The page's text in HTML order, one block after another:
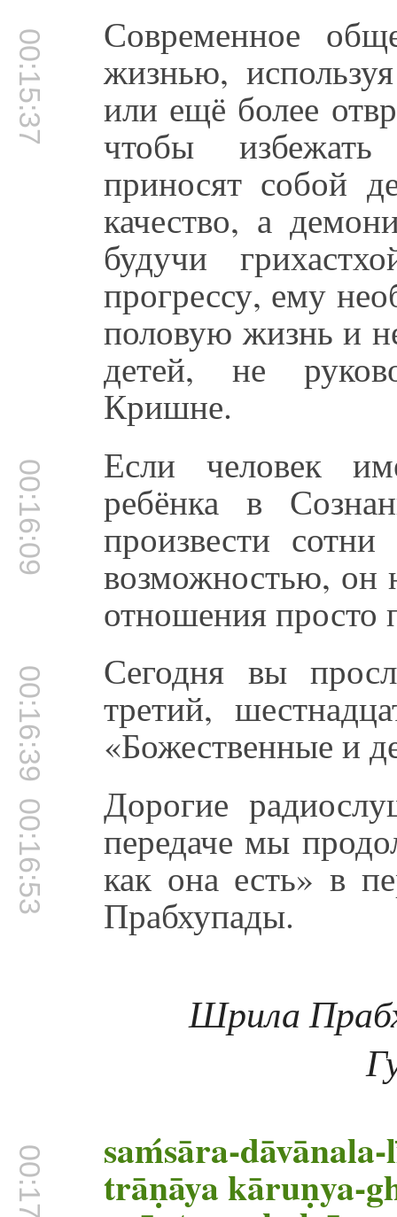
00:15:37 Современное
жизнью,
или ещё более
чтобы избежать
приносят собой
качество, а
будучи
прогрессу, ему
половую жизнь и
детей, не
Кришне.
00:16:09 Если человек
ребёнка в
произвести
возможностью, он
отношения просто
00:16:39 Сегодня вы
третий,
«Божественные и
00:16:53 Дорогие
передаче мы
как она есть» в
Прабхупады.
Шрила
saḿsāra-
trāṇāya kāruṇya-